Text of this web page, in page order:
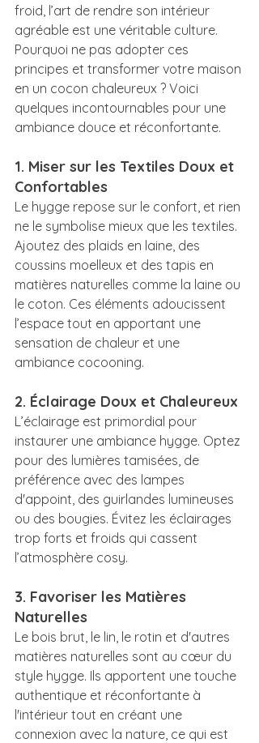
froid, l’art de rendre son intérieur
agréable est une véritable culture.
Pourquoi ne pas adopter ces
principes et transformer votre maison
en un cocon chaleureux ? Voici
quelques incontournables pour une
ambiance douce et réconfortante.
1. Miser sur les Textiles Doux et
Confortables
Le hygge repose sur le confort, et rien
ne le symbolise mieux que les textiles.
Ajoutez des plaids en laine, des
coussins moelleux et des tapis en
matières naturelles comme la laine ou
le coton. Ces éléments adoucissent
l’espace tout en apportant une
sensation de chaleur et une
ambiance cocooning.
2. Éclairage Doux et Chaleureux
L’éclairage est primordial pour
instaurer une ambiance hygge. Optez
pour des lumières tamisées, de
préférence avec des lampes
d'appoint, des guirlandes lumineuses
ou des bougies. Évitez les éclairages
trop forts et froids qui cassent
l’atmosphère cosy.
3. Favoriser les Matières
Naturelles
Le bois brut, le lin, le rotin et d'autres
matières naturelles sont au cœur du
style hygge. Ils apportent une touche
authentique et réconfortante à
l'intérieur tout en créant une
connexion avec la nature, ce qui est